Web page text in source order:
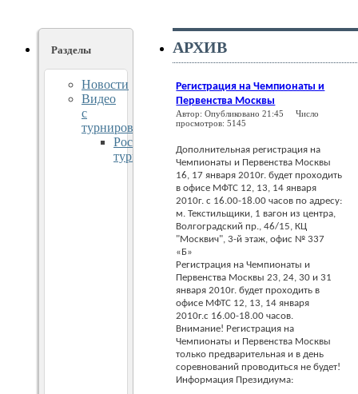
Разделы
Новости
Видео
с
турниров
Российские
турниры
Чемпионаты
Москвы
Кубок
Русского
Чемпионат
Сибири
Вальс
Победы
Москвы
Первенства
России
Латинский
АРХИВ
Регистрация на Чемпионаты и
Первенства Москвы
Автор: Опубликовано 21:45 Число
просмотров: 5145
Дополнительная регистрация на
Чемпионаты и Первенства Москвы
16, 17 января 2010г. будет проходить
в офисе МФТС 12, 13, 14 января
2010г. с 16.00-18.00 часов по адресу:
м. Текстильщики, 1 вагон из центра,
Волгоградский пр., 46/15, КЦ
"Москвич", 3-й этаж, офис № 337
«Б»
Регистрация на Чемпионаты и
Первенства Москвы 23, 24, 30 и 31
января 2010г. будет проходить в
офисе МФТС 12, 13, 14 января
2010г.с 16.00-18.00 часов.
Внимание! Регистрация на
Чемпионаты и Первенства Москвы
только предварительная и в день
соревнований проводиться не будет!
Информация Президиума: